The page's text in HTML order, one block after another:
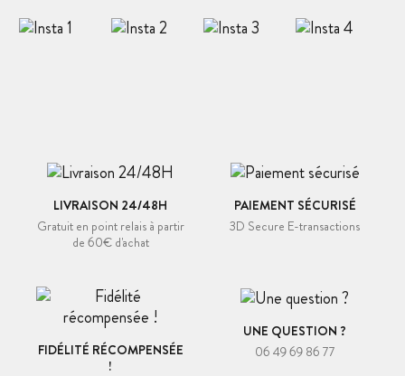
LIVRAISON 24/48H
Gratuit en point relais à partir
de 60€ d'achat
PAIEMENT SÉCURISÉ
3D Secure E-transactions
FIDÉLITÉ RÉCOMPENSÉE
!
UNE QUESTION ?
06 49 69 86 77